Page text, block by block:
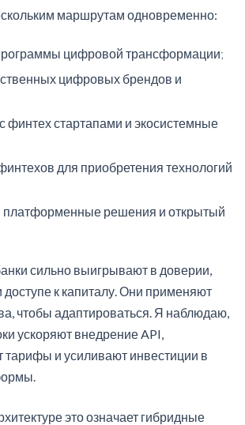
маршрутам одновременно:
цифровой трансформации;
цифровых брендов и
финтех стартапами и экосистемные
для приобретения технологий
платформенные решения и открытый
сильно выигрывают в доверии,
доступе к капиталу. Они применяют
чтобы адаптироваться. Я наблюдаю,
ускоряют внедрение API,
тарифы и усиливают инвестиции в
это означает гибридные